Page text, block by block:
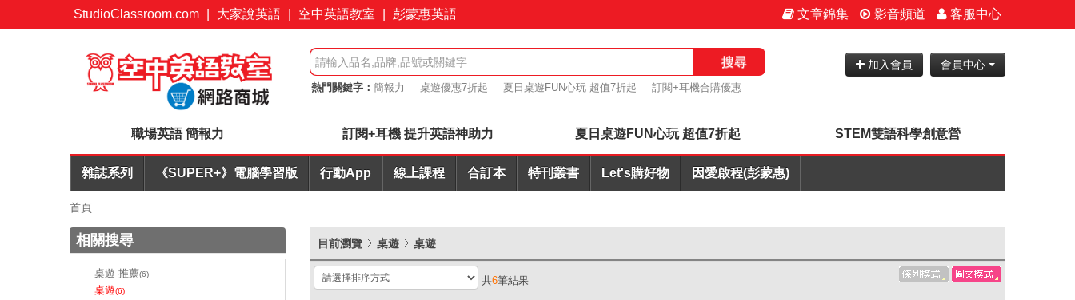
StudioClassroom.com 大家說英語 空中英語教室 彭蒙惠英語 文章錦集 影音頻道 客服中心
搜尋
熱門關鍵字： 簡報力 桌遊優惠7折起 夏日桌遊FUN心玩 超值7折起
訂閱+耳機合購優惠
加入會員 會員中心
職場英語 簡報力 訂閱+耳機 提升英語神助力 夏日桌遊FUN心玩 超值7折起 STEM雙語科學創意營
雜誌系列 《SUPER+》電腦學習版 行動App 線上課程 合訂本 特刊叢書 Let's購好物 因愛啟程(彭蒙惠)
首頁
相關搜尋
桌遊 推薦(6)
桌遊(6)
目前瀏覽 桌遊 桌遊
共6筆結果